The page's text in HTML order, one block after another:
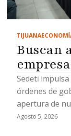
TIJUANA
Buscan
Sedeti
órdenes de
apertura de
Agosto 5, 2026